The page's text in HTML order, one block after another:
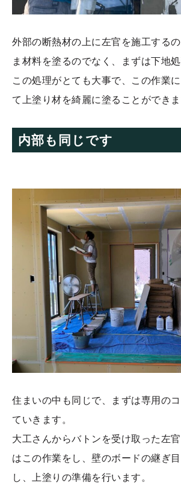
外部の断熱材の上に左官を施工する
ま材料を塗るのでなく、まずは下地処
この処理がとても大事で、この作業
て上塗り材を綺麗に塗ることができま
内部も同じです
住まいの中も同じで、まずは専用の
ていきます。
大工さんからバトンを受け取った左
はこの作業をし、壁のボードの継ぎ
し、上塗りの準備を行います。